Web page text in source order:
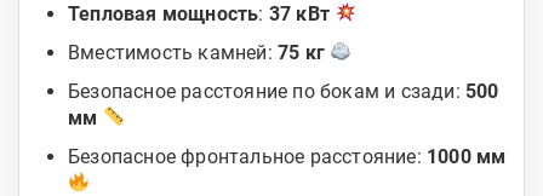
Тепловая мощность: 37 кВт
Вместимость камней: 75 кг
Безопасное расстояние по бокам и сзади: 500
мм
Безопасное фронтальное расстояние: 1000 мм